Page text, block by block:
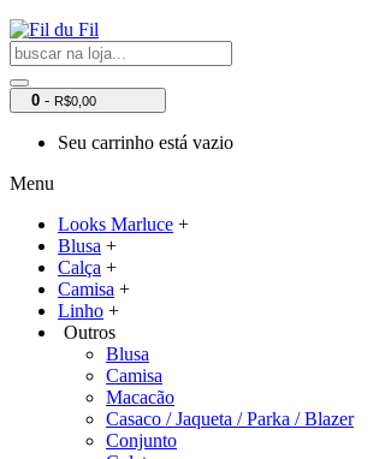
0 - R$0,00
Seu carrinho está vazio
Menu
Looks Marluce +
Blusa +
Calça +
Camisa +
Linho +
Outros
Blusa
Camisa
Macacão
Casaco / Jaqueta / Parka / Blazer
Conjunto